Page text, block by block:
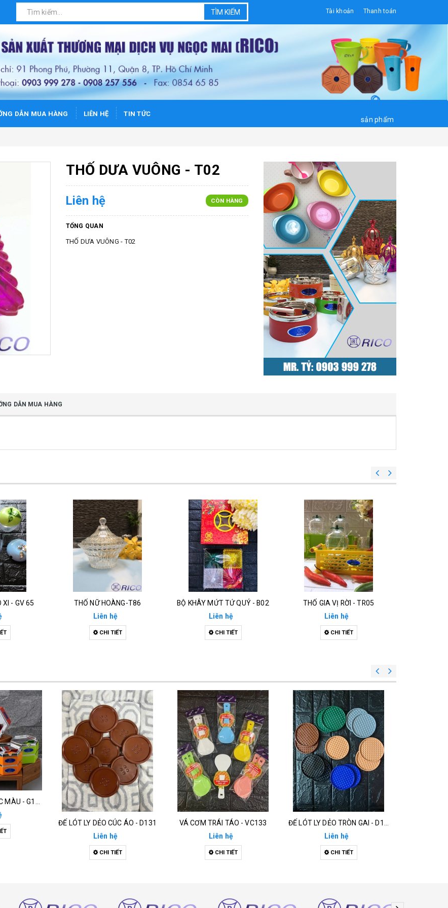
TÌM KIẾM Tài khoản Thanh toán
DẪN MUA HÀNG LIÊN HỆ TIN TỨC
sản phẩm
THỐ DƯA VUÔNG - T02
Liên hệ CÒN HÀNG
TỔNG QUAN
THỐ DƯA VUÔNG - T02
DẪN MUA HÀNG
XI - GV 65
THỐ NỮ HOÀNG-T86
Liên hệ
CHI TIẾT
BỘ KHÂY MỨT TỨ QUÝ - B02
Liên hệ
CHI TIẾT
THỐ GIA VỊ RỜI - TR05
Liên hệ
CHI TIẾT
GẠT TÀN LỤC GIÁC MÀU - G135
ĐẾ LÓT LY DẺO CÚC ÁO - D131
Liên hệ
CHI TIẾT
VÁ CƠM TRÁI TÁO - VC133
Liên hệ
CHI TIẾT
ĐẾ LÓT LY DẺO TRÒN GAI - D132
Liên hệ
CHI TIẾT